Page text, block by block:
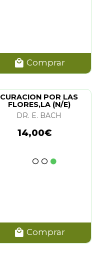
Comprar
CURACION POR LAS
FLORES,LA (N/E)
DR. E. BACH
14,00€
Comprar